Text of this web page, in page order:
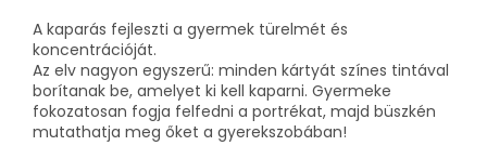
A kaparás fejleszti a gyermek türelmét és
koncentrációját.
Az elv nagyon egyszerű: minden kártyát színes tintával
borítanak be, amelyet ki kell kaparni. Gyermeke
fokozatosan fogja felfedni a portrékat, majd büszkén
mutathatja meg őket a gyerekszobában!